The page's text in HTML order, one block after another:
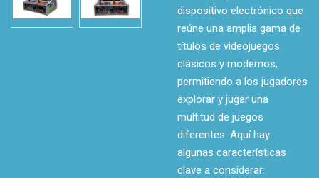
dispositivo electrónico que
reúne una amplia gama de
títulos de videojuegos
clásicos y modernos,
permitiendo a los jugadores
explorar y jugar una
multitud de juegos
diferentes. Aquí hay
algunas características
clave a considerar: